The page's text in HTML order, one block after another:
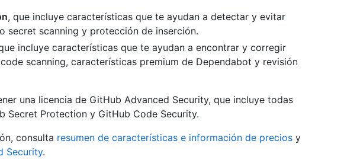
, que incluye características que te ayudan a detectar y evitar
secret scanning y protección de inserción.
incluye características que te ayudan a encontrar y corregir
scanning, características premium de Dependabot y revisión
una licencia de GitHub Advanced Security, que incluye todas
Secret Protection y GitHub Code Security.
consulta resumen de características e información de precios y
Security.